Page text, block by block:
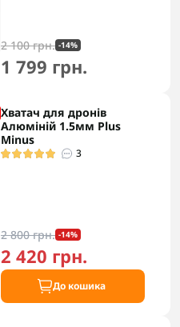
2 100 грн. -14%
1 799 грн.
Хватач для дронів
Алюміній 1.5мм Plus
Minus
3
2 800 грн. -14%
2 420 грн.
До кошика